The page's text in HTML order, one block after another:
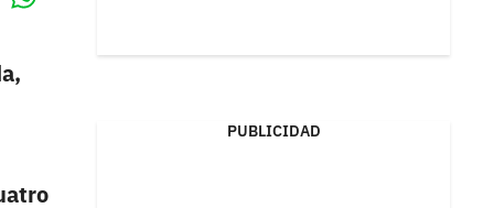
PUBLICIDAD